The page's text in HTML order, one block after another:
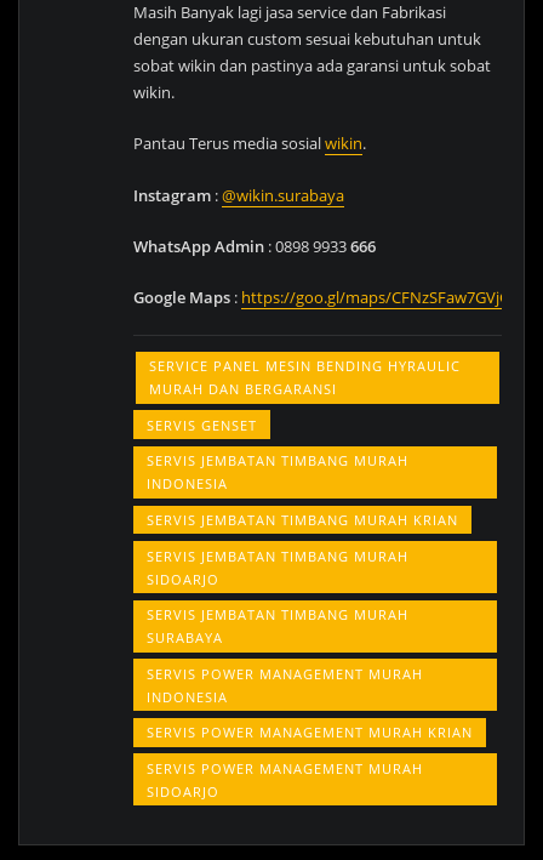
Masih Banyak lagi jasa service dan Fabrikasi
dengan ukuran custom sesuai kebutuhan untuk
sobat wikin dan pastinya ada garansi untuk sobat
wikin.
Pantau Terus media sosialwikin.
Instagram :@wikin.surabaya
WhatsApp Admin : 0898 9933666
Google Maps : https://goo.gl/maps/
SERVICE PANEL MESIN BENDING HYRAULIC
MURAH DAN BERGARANSI
SERVIS GENSET
SERVIS JEMBATAN TIMBANG MURAH
INDONESIA
SERVIS JEMBATAN TIMBANG MURAH KRIAN
SERVIS JEMBATAN TIMBANG MURAH
SIDOARJO
SERVIS JEMBATAN TIMBANG MURAH
SURABAYA
SERVIS POWER MANAGEMENT MURAH
INDONESIA
SERVIS POWER MANAGEMENT MURAH KRIAN
SERVIS POWER MANAGEMENT MURAH
SIDOARJO